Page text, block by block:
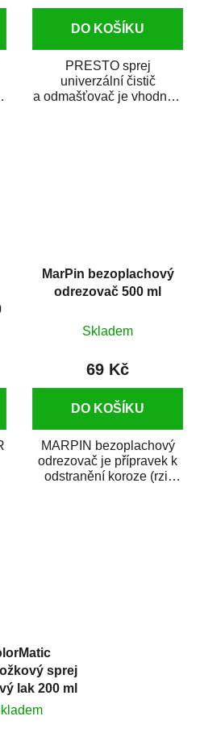
DO KOŠÍKU
PRESTO sprej
univerzální čistič
a odmašťovač je vhodný k
MarPin bezoplachový
odrezovač 500 ml
Skladem
69 Kč
DO KOŠÍKU
MARPIN bezoplachový
odrezovač je přípravek k
odstranění koroze (rzi)
sprej
lak 200 ml